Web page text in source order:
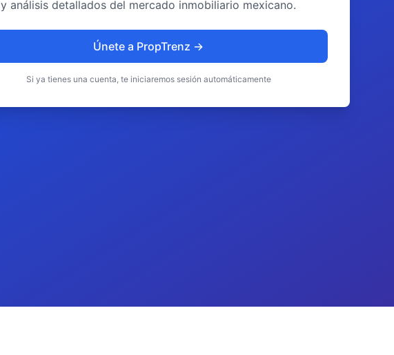
y análisis detallados del mercado inmobiliario mexicano.
Únete a PropTrenz →
Si ya tienes una cuenta, te iniciaremos sesión automáticamente